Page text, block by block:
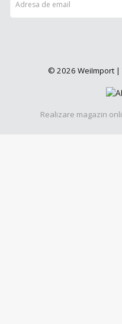
© 2026 WeiImport
Realizare magazin